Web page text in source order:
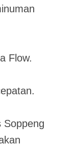
Flow.
Soppeng